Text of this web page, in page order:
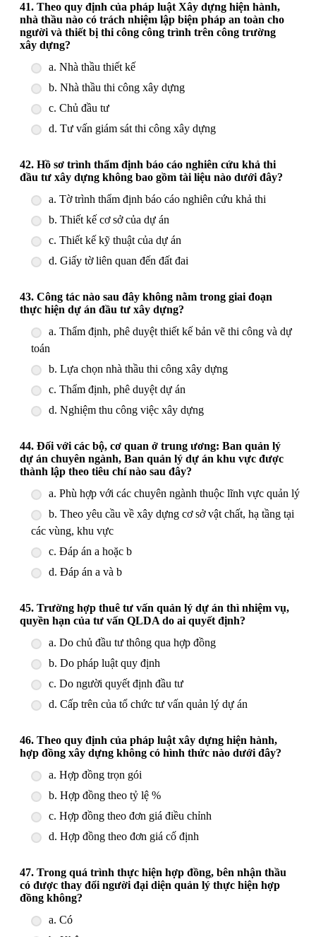
41. Theo quy định của pháp luật Xây dựng hiện hành,
nhà thầu nào có trách nhiệm lập biện pháp an toàn cho
người và thiết bị thi công công trình trên công trường
xây dựng?
a. Nhà thầu thiết kế
b. Nhà thầu thi công xây dựng
c. Chủ đầu tư
d. Tư vấn giám sát thi công xây dựng
42. Hồ sơ trình thẩm định báo cáo nghiên cứu khả thi
đầu tư xây dựng không bao gồm tài liệu nào dưới đây?
a. Tờ trình thẩm định báo cáo nghiên cứu khả thi
b. Thiết kế cơ sở của dự án
c. Thiết kế kỹ thuật của dự án
d. Giấy tờ liên quan đến đất đai
43. Công tác nào sau đây không nằm trong giai đoạn
thực hiện dự án đầu tư xây dựng?
a. Thẩm định, phê duyệt thiết kế bản vẽ thi công và dự
toán
b. Lựa chọn nhà thầu thi công xây dựng
c. Thẩm định, phê duyệt dự án
d. Nghiệm thu công việc xây dựng
44. Đối với các bộ, cơ quan ở trung ương: Ban quản lý
dự án chuyên ngành, Ban quản lý dự án khu vực được
thành lập theo tiêu chí nào sau đây?
a. Phù hợp với các chuyên ngành thuộc lĩnh vực quản lý
b. Theo yêu cầu về xây dựng cơ sở vật chất, hạ tầng tại
các vùng, khu vực
c. Đáp án a hoặc b
d. Đáp án a và b
45. Trường hợp thuê tư vấn quản lý dự án thì nhiệm vụ,
quyền hạn của tư vấn QLDA do ai quyết định?
a. Do chủ đầu tư thông qua hợp đồng
b. Do pháp luật quy định
c. Do người quyết định đầu tư
d. Cấp trên của tổ chức tư vấn quản lý dự án
46. Theo quy định của pháp luật xây dựng hiện hành,
hợp đồng xây dựng không có hình thức nào dưới đây?
a. Hợp đồng trọn gói
b. Hợp đồng theo tỷ lệ %
c. Hợp đồng theo đơn giá điều chỉnh
d. Hợp đồng theo đơn giá cố định
47. Trong quá trình thực hiện hợp đồng, bên nhận thầu
có được thay đổi người đại diện quản lý thực hiện hợp
đồng không?
a. Có